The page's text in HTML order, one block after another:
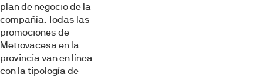
plan de negocio de la
compañía. Todas las
promociones de
Metrovacesa en la
provincia van en línea
con la tipología de